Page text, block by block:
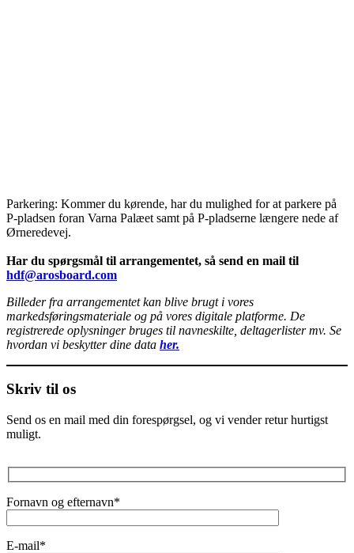
Parkering: Kommer du kørende, har du mulighed for at parkere på
P-pladsen foran Varna Palæet samt på P-pladserne længere nede af
Ørneredevej.
Har du spørgsmål til arrangementet, så send en mail til
hdf@arosboard.com
Billeder fra arrangementet kan blive brugt i vores
markedsføringsmateriale og på vores digitale platforme. De
registrerede oplysninger bruges til navneskilte, deltagerlister mv. Se
hvordan vi beskytter dine data her.
Skriv til os
Send os en mail med din forespørgsel, og vi vender retur hurtigst
muligt.
Fornavn og efternavn*
E-mail*